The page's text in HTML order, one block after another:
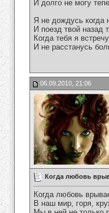
И долго не могу
Я не дождусь когда
И поезд твой назад
Когда тебя я
И не расстанусь
06.09.2010, 21:06
Когда любовь
Когда любовь
В наш мир, горя,